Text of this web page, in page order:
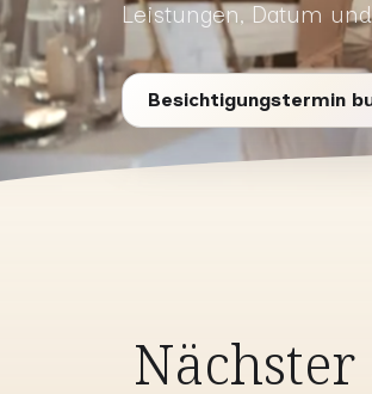
Leistungen, Datum
Besichtigungstermin